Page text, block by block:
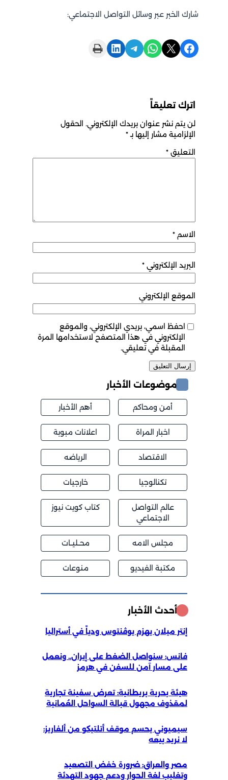
شارك الخبر عبر وسائل التواصل الاجتماعي:
Share on Facebook
Share on X
Share on WhatsApp
Share on Telegram
Share on LinkedIn
Print this Page
اترك تعليقاً
لن يتم نشر عنوان بريدك الإلكتروني. الحقول
الإلزامية مشار إليها بـ*
التعليق *
الاسم *
البريد الإلكتروني *
الموقع الإلكتروني
احفظ اسمي، بريدي الإلكتروني، والموقع
الإلكتروني في هذا المتصفح لاستخدامها المرة
المقبلة في تعليقي.
موضوعات الأخبار
أمن ومحاكم أهم الأخبار
اخبار المراة اعلانات مبوبة
الاقتصاد الرياضه
تكنالوجيا خارجيات
عالم التواصل
الاجتماعي
كتاب كويت نيوز
مجلس الامه محــليــات
مكتبة الفيديو منوعات
أحدث الأخبار
إنتر ميلان يهزم يوڤنتوس ودياً في أستراليا
فانس: سنواصل الضغط على إيران.. ونعمل
على مسار آمن للسفن في هرمز
هيئة بحرية بريطانية: تعرض سفينة تجارية
لمقذوف مجهول قبالة السواحل العُمانية
سيميوني يحسم موقف أتلتيكو من ألفاريز:
لا نريد بيعه
مصر والعراق: ضرورة خفض التصعيد
وتغليب لغة الحوار ودعم جهود التهدئة